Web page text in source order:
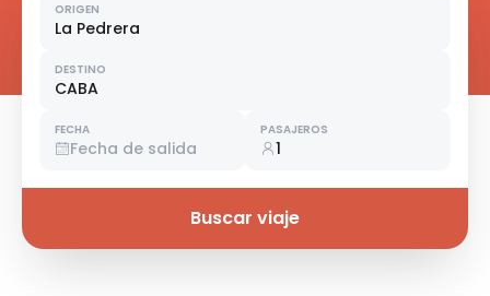
ORIGEN
La Pedrera
DESTINO
CABA
FECHA
Fecha de salida
PASAJEROS
1
Buscar viaje